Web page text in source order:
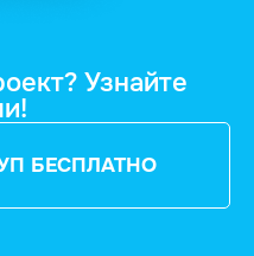
Узнайте
БЕСПЛАТНО